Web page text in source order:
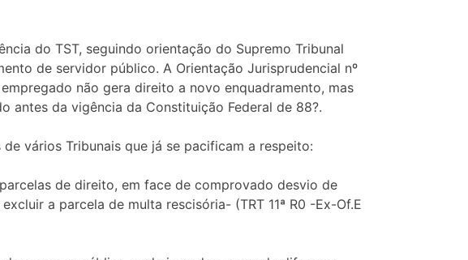
do TST, seguindo orientação do Supremo Tribunal
de servidor público. A Orientação Jurisprudencial nº
não gera direito a novo enquadramento, mas
antes da vigência da Constituição Federal de 88?.
vários Tribunais que já se pacificam a respeito:
de direito, em face de comprovado desvio de
a parcela de multa rescisória- (TRT 11ª R0 -Ex-Of.E